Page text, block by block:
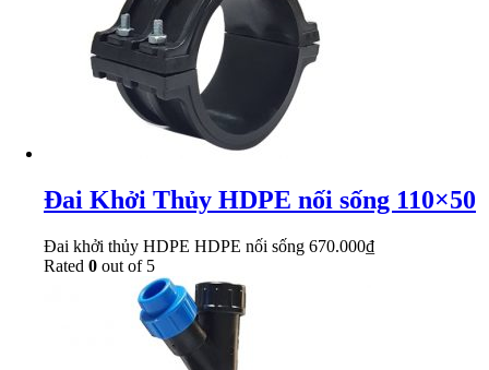
Đai Khởi Thủy HDPE nối sống 110×50
Đai khởi thủy HDPE HDPE nối sống 670.000₫
Rated 0 out of 5